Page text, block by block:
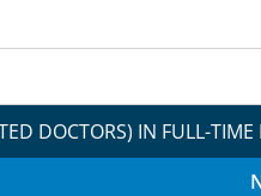
DOCTORS) IN FULL-TIME